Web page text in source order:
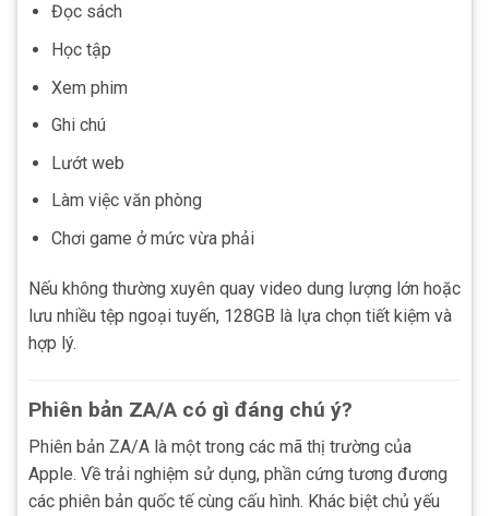
Đọc sách
Học tập
Xem phim
Ghi chú
Lướt web
Làm việc văn phòng
Chơi game ở mức vừa phải
Nếu không thường xuyên quay video dung lượng lớn hoặc
lưu nhiều tệp ngoại tuyến, 128GB là lựa chọn tiết kiệm và
hợp lý.
Phiên bản ZA/A có gì đáng chú ý?
Phiên bản ZA/A là một trong các mã thị trường của
Apple. Về trải nghiệm sử dụng, phần cứng tương đương
các phiên bản quốc tế cùng cấu hình. Khác biệt chủ yếu